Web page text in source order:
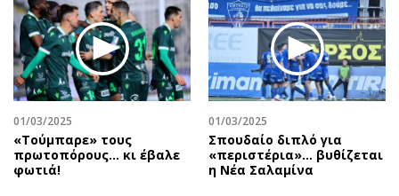
01/03/2025
«Τούμπαρε» τους
πρωτοπόρους… κι έβαλε
φωτιά!
01/03/2025
Σπουδαίο διπλό για
«περιστέρια»... βυθίζεται
η Νέα Σαλαμίνα